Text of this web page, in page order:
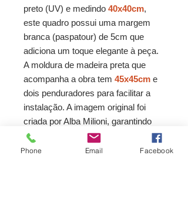
preto (UV) e medindo 40x40cm,
este quadro possui uma margem
branca (paspatour) de 5cm que
adiciona um toque elegante à peça.
A moldura de madeira preta que
acompanha a obra tem 45x45cm e
dois penduradores para facilitar a
instalação. A imagem original foi
criada por Alba Milioni, garantindo
uma peça exclusiva para a sua
decoração. E não se preocupe com
Phone Email Facebook